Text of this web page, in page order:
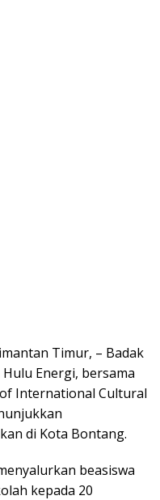
Timur, – Badak
Energi, bersama
International Cultural
di Kota Bontang.
beasiswa
kepada 20